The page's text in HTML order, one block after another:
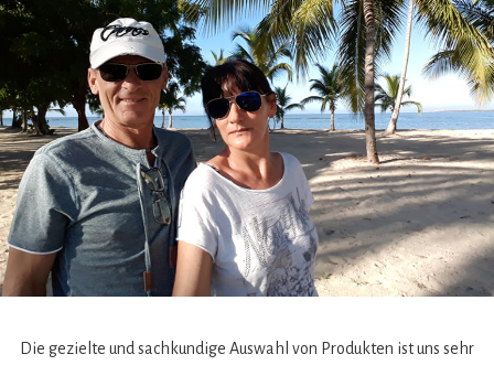
Die gezielte und sachkundige Auswahl von Produkten ist uns sehr